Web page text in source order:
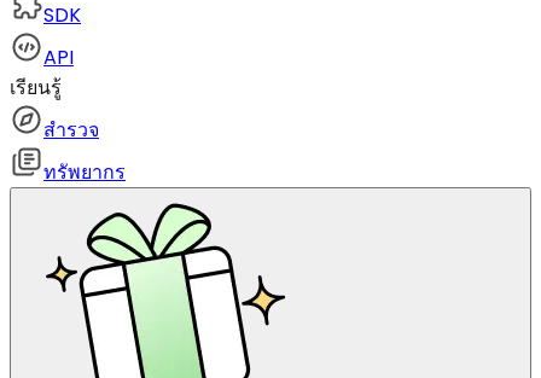
SDK
API
เรียนรู้
สำรวจ
ทรัพยากร